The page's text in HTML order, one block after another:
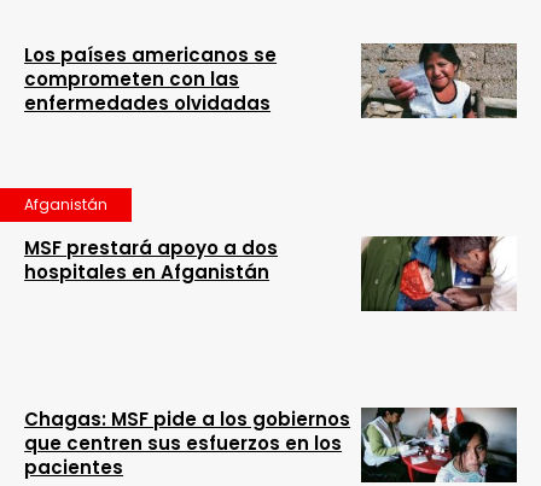
Los países americanos se
comprometen con las
enfermedades olvidadas
Afganistán
MSF prestará apoyo a dos
hospitales en Afganistán
Chagas: MSF pide a los gobiernos
que centren sus esfuerzos en los
pacientes